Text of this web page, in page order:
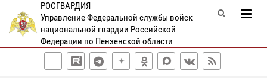
РОСГВАРДИЯ
Управление Федеральной службы войск
национальной гвардии Российской
Федерации по Пензенской области